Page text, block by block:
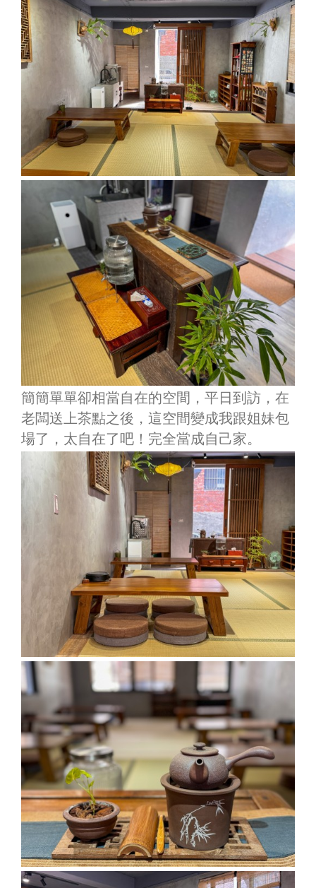
簡簡單單卻相當自在的空間，平日到訪，在
老闆送上茶點之後，這空間變成我跟姐妹包
場了，太自在了吧！完全當成自己家。